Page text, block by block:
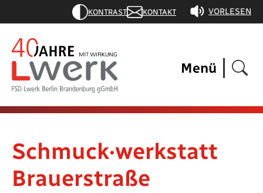
VORLESEN
KONTRAST KONTAKT
Menü
Schmuck·werkstatt
Brauerstraße